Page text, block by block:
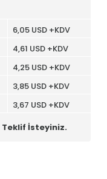
6,05 USD +KDV
4,61 USD +KDV
4,25 USD +KDV
3,85 USD +KDV
3,67 USD +KDV
Teklif İsteyiniz.